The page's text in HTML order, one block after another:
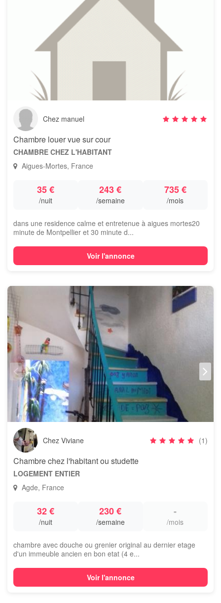
Chez manuel
Chambre louer vue sur cour
CHAMBRE CHEZ L'HABITANT
Aigues-Mortes, France
35 €
/nuit
243 €
/semaine
735 €
/mois
dans une residence calme et entretenue à aigues mortes20
minute de Montpellier et 30 minute d...
Voir l'annonce
Chez Viviane (1)
Chambre chez l'habitant ou studette
LOGEMENT ENTIER
Agde, France
32 €
/nuit
230 €
/semaine
-
/mois
chambre avec douche ou grenier original au dernier etage
d'un immeuble ancien en bon etat (4 e...
Voir l'annonce